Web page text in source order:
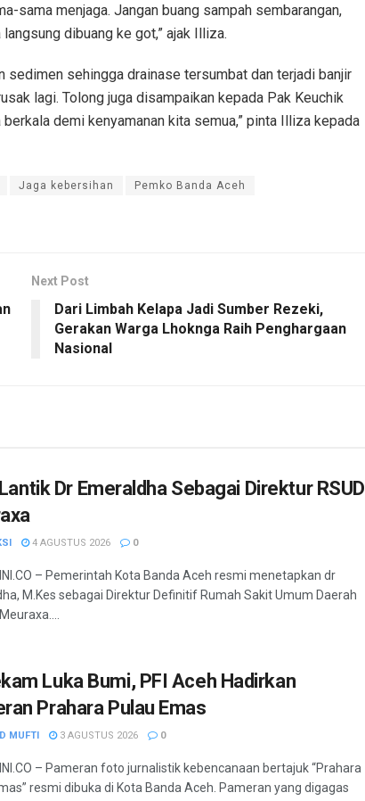
sama menjaga. Jangan buang sampah sembarangan,
dibuang ke got,” ajak Illiza.
sedimen sehingga drainase tersumbat dan terjadi banjir
lagi. Tolong juga disampaikan kepada Pak Keuchik
demi kenyamanan kita semua,” pinta Illiza kepada
Jaga kebersihan Pemko Banda Aceh
Next Post
Dari Limbah Kelapa Jadi Sumber Rezeki,
Gerakan Warga Lhoknga Raih Penghargaan
Nasional
Dr Emeraldha Sebagai Direktur RSUD
4 AGUSTUS 2026 0
– Pemerintah Kota Banda Aceh resmi menetapkan dr
M.Kes sebagai Direktur Definitif Rumah Sakit Umum Daerah
Luka Bumi, PFI Aceh Hadirkan
Prahara Pulau Emas
MUFTI 3 AGUSTUS 2026 0
– Pameran foto jurnalistik kebencanaan bertajuk “Prahara
resmi dibuka di Kota Banda Aceh. Pameran yang digagas